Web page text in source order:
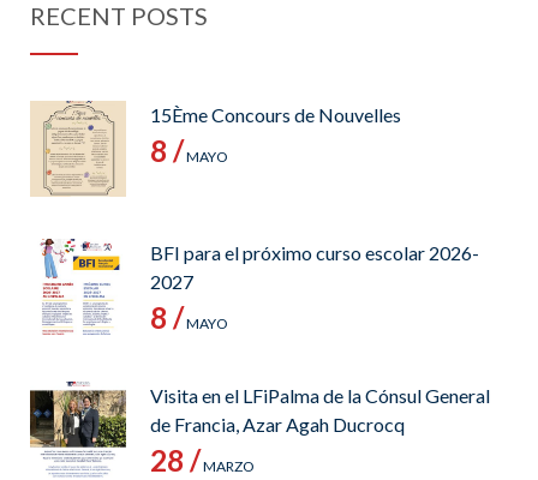
RECENT POSTS
15Ème Concours de Nouvelles
8 /MAYO
BFI para el próximo curso escolar 2026-
2027
8 /MAYO
Visita en el LFiPalma de la Cónsul General
de Francia, Azar Agah Ducrocq
28 /MARZO